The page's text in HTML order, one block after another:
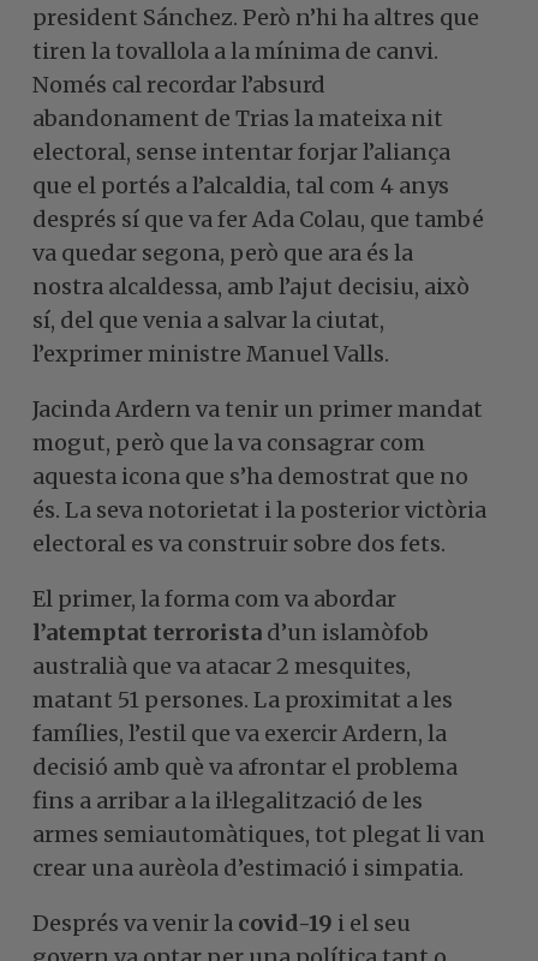
president Sánchez. Però n’hi ha altres que
tiren la tovallola a la mínima de canvi.
Només cal recordar l’absurd
abandonament de Trias la mateixa nit
electoral, sense intentar forjar l’aliança
que el portés a l’alcaldia, tal com 4 anys
després sí que va fer Ada Colau, que també
va quedar segona, però que ara és la
nostra alcaldessa, amb l’ajut decisiu, això
sí, del que venia a salvar la ciutat,
l’exprimer ministre Manuel Valls.
Jacinda Ardern va tenir un primer mandat
mogut, però que la va consagrar com
aquesta icona que s’ha demostrat que no
és. La seva notorietat i la posterior victòria
electoral es va construir sobre dos fets.
El primer, la forma com va abordar
l’atemptat terrorista d’un islamòfob
australià que va atacar 2 mesquites,
matant 51 persones. La proximitat a les
famílies, l’estil que va exercir Ardern, la
decisió amb què va afrontar el problema
fins a arribar a la il·legalització de les
armes semiautomàtiques, tot plegat li van
crear una aurèola d’estimació i simpatia.
Després va venir la covid-19 i el seu